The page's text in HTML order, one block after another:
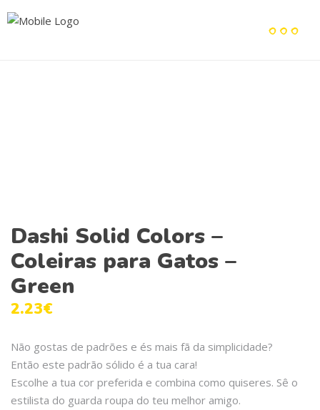
Dashi Solid Colors –
Coleiras para Gatos –
Green
2.23€
Não gostas de padrões e és mais fã da simplicidade?
Então este padrão sólido é a tua cara!
Escolhe a tua cor preferida e combina como quiseres. Sê o
estilista do guarda roupa do teu melhor amigo.